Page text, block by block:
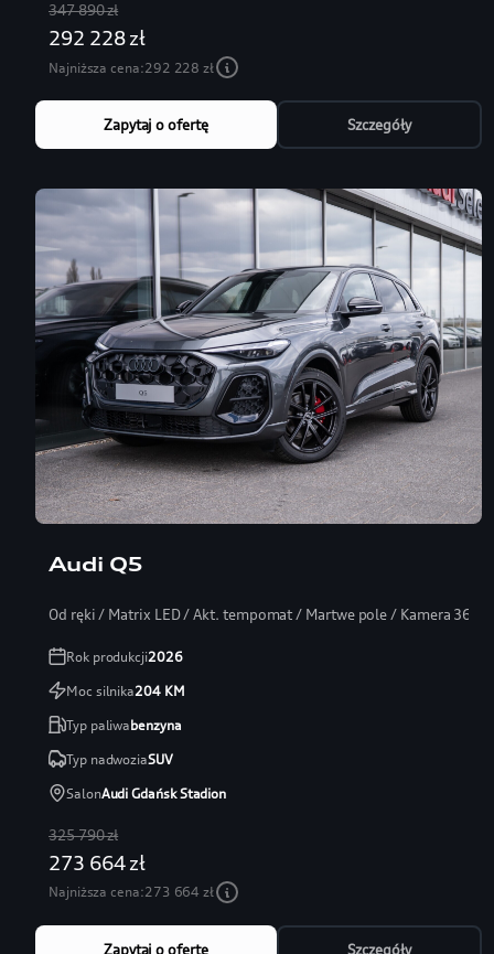
347 890 zł
292 228 zł
Najniższa cena:292 228 zł
Zapytaj o ofertę Szczegóły
Audi Q5
Od ręki / Matrix LED / Akt. tempomat / Martwe pole / Kamera 360
Rok produkcji2026
Moc silnika204KM
Typ paliwabenzyna
Typ nadwoziaSUV
SalonAudi Gdańsk Stadion
325 790 zł
273 664 zł
Najniższa cena:273 664 zł
Zapytaj o ofertę Szczegóły